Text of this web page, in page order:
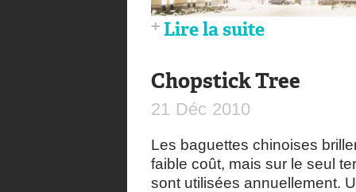
Lire la suite
Chopstick Tree
21 Déc 2010
Les baguettes chinoises
faible coût, mais sur le seul
sont utilisées annuellement.